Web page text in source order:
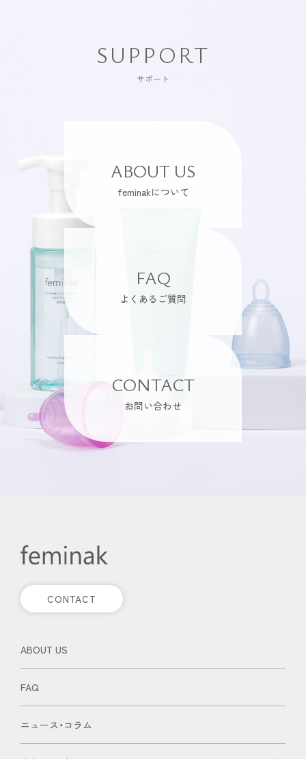
SUPPORT
サポート
ABOUT US
feminakについて
FAQ
よくあるご質問
CONTACT
お問い合わせ
CONTACT
ABOUT US
FAQ
ニュース・コラム